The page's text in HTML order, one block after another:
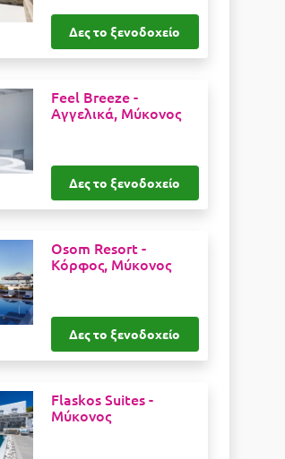
Δες το ξενοδοχείο
Feel Breeze -
Αγγελικά, Μύκονος
Δες το ξενοδοχείο
Osom Resort -
Κόρφος, Μύκονος
Δες το ξενοδοχείο
Flaskos Suites -
Μύκονος